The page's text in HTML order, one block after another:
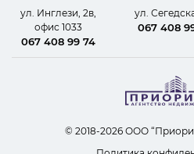
ул. Инглези, 2в,
офис 1033
067 408 99 74
ул.
067 408
© 2018-2026 ООО